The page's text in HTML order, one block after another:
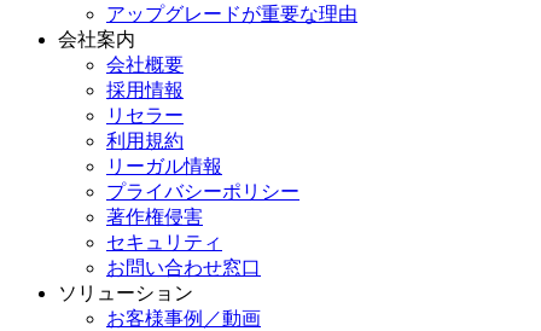
アップグレードが重要な理由
会社案内
会社概要
採用情報
リセラー
利用規約
リーガル情報
プライバシーポリシー
著作権侵害
セキュリティ
お問い合わせ窓口
ソリューション
お客様事例／動画